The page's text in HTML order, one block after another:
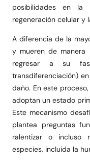
posibilidades en la
regeneración celular y
A diferencia de la
y mueren de manera
regresar a su
transdiferenciación)
daño. En este
adoptan un estado
Este mecanismo
plantea preguntas
ralentizar o incluso
especies, incluida la